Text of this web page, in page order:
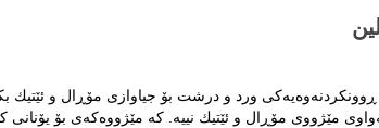
ڕوونكردنەوەیەكی ورد و درشت بۆ جیاوازی مۆڕال و ئێتیك
مێژووی مۆڕال و ئێتیك نییە. كە مێژووەكەی بۆ یۆنانی